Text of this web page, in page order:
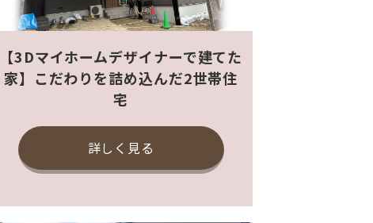
【3Dマイホームデザイナーで建てた
家】こだわりを詰め込んだ2世帯住
宅
詳しく見る